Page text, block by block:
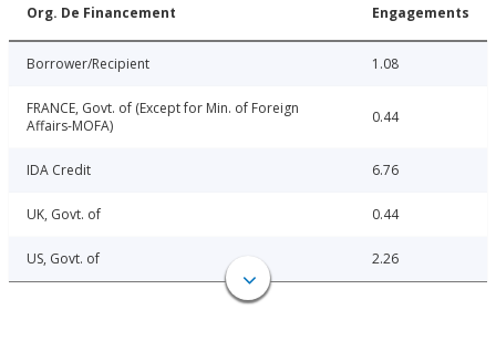
Org. De Financement Engagements
Borrower/Recipient 1.08
FRANCE, Govt. of (Except for Min. of Foreign
Affairs-MOFA)
0.44
IDA Credit 6.76
UK, Govt. of 0.44
US, Govt. of 2.26